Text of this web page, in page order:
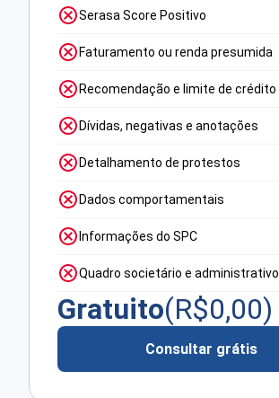
Serasa Score Positivo
Faturamento ou renda presumida
Recomendação e limite de crédito
Dívidas, negativas e anotações
Detalhamento de protestos
Dados comportamentais
Informações do SPC
Quadro societário e administrativo
Gratuito(R$0,00)
Consultar grátis